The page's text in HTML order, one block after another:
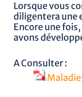
Lorsque vous
diligentera une
Encore une
avons
A Consulter :